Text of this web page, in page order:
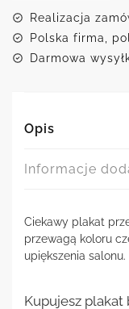
Realizacja
Polska firma,
Darmowa
Opis
Informacje
Ciekawy plakat
przewagą koloru
upiększenia salonu.
Kupujesz plakat